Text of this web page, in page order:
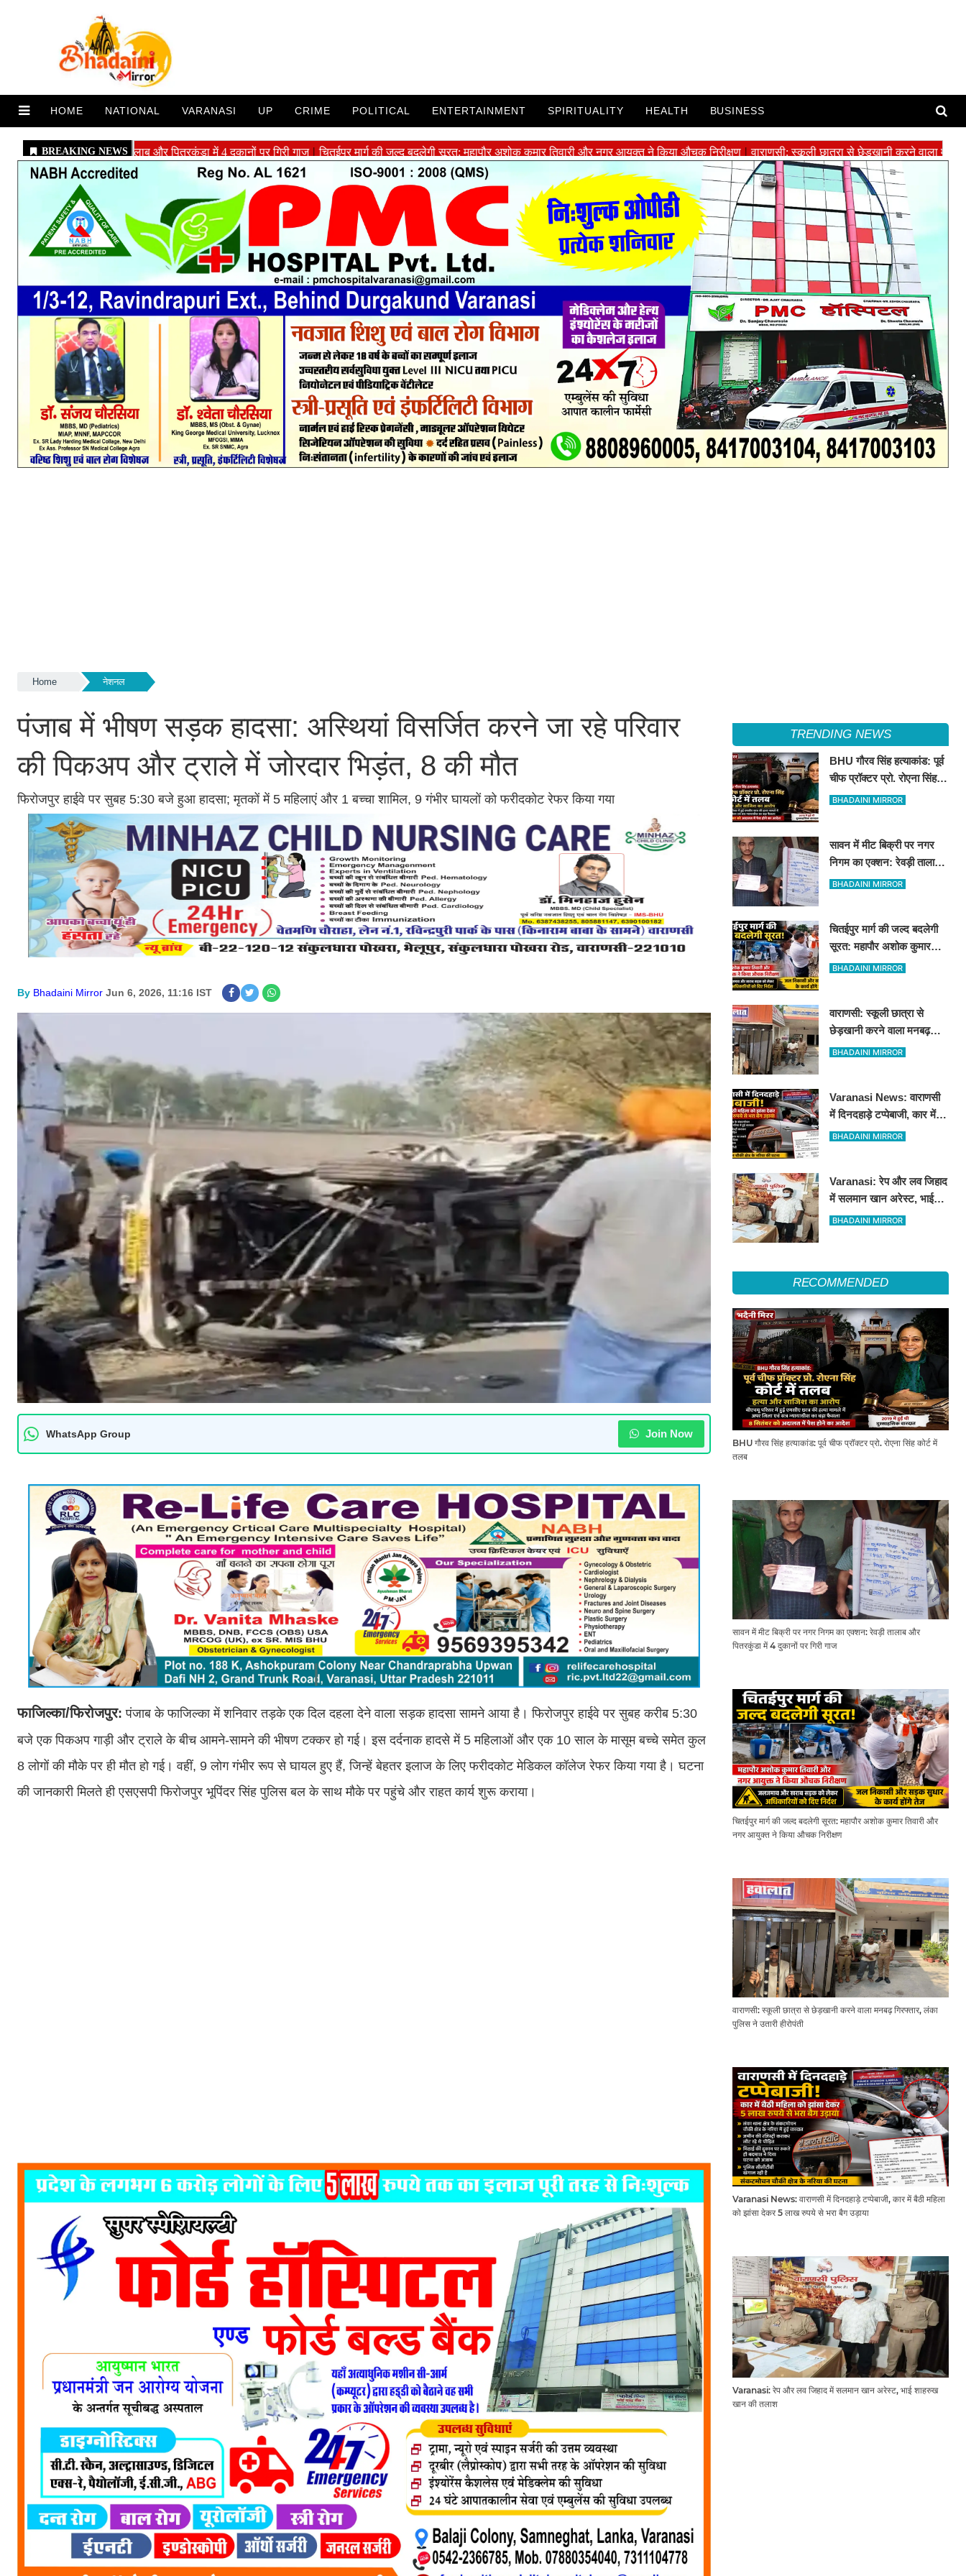
HOME NATIONAL VARANASI UP CRIME POLITICAL ENTERTAINMENT SPIRITUALITY HEALTH BUSINESS
Home नेशनल
पंजाब में भीषण सड़क हादसा: अस्थियां विसर्जित करने जा रहे परिवार
की पिकअप और ट्राले में जोरदार भिड़ंत, 8 की मौत
फिरोजपुर हाईवे पर सुबह 5:30 बजे हुआ हादसा; मृतकों में 5 महिलाएं और 1 बच्चा शामिल, 9 गंभीर घायलों को फरीदकोट रेफर किया गया
By Bhadaini Mirror Jun 6, 2026, 11:16 IST
WhatsApp Group Join Now
फाजिल्का/फिरोजपुर: पंजाब के फाजिल्का में शनिवार तड़के एक दिल दहला देने वाला सड़क हादसा सामने आया है। फिरोजपुर हाईवे पर सुबह करीब 5:30
बजे एक पिकअप गाड़ी और ट्राले के बीच आमने-सामने की भीषण टक्कर हो गई। इस दर्दनाक हादसे में 5 महिलाओं और एक 10 साल के मासूम बच्चे समेत कुल
8 लोगों की मौके पर ही मौत हो गई। वहीं, 9 लोग गंभीर रूप से घायल हुए हैं, जिन्हें बेहतर इलाज के लिए फरीदकोट मेडिकल कॉलेज रेफर किया गया है। घटना
की जानकारी मिलते ही एसएसपी फिरोजपुर भूपिंदर सिंह पुलिस बल के साथ मौके पर पहुंचे और राहत कार्य शुरू कराया।
TRENDING NEWS
BHU गौरव सिंह हत्याकांड: पूर्व
चीफ प्रॉक्टर प्रो. रोएना सिंह
कोर्ट में तलब
BHADAINI MIRROR
सावन में मीट बिक्री पर नगर
निगम का एक्शन: रेवड़ी तालाब
और पितरकुंडा में 4 दुकानों पर
BHADAINI MIRROR
चितईपुर मार्ग की जल्द बदलेगी
सूरत: महापौर अशोक कुमार
तिवारी और नगर आयुक्त ने किया
BHADAINI MIRROR
वाराणसी: स्कूली छात्रा से
छेड़खानी करने वाला मनबढ़
गिरफ्तार, लंका पुलिस ने उतारी
BHADAINI MIRROR
Varanasi News: वाराणसी
में दिनदहाड़े टप्पेबाजी, कार में
बैठी महिला को झांसा देकर 5
BHADAINI MIRROR
Varanasi: रेप और लव जिहाद
में सलमान खान अरेस्ट, भाई
शाहरुख खान की तलाश
BHADAINI MIRROR
RECOMMENDED
BHU गौरव सिंह हत्याकांड: पूर्व चीफ प्रॉक्टर प्रो. रोएना सिंह कोर्ट में
तलब
सावन में मीट बिक्री पर नगर निगम का एक्शन: रेवड़ी तालाब और
पितरकुंडा में 4 दुकानों पर गिरी गाज
चितईपुर मार्ग की जल्द बदलेगी सूरत: महापौर अशोक कुमार तिवारी और
नगर आयुक्त ने किया औचक निरीक्षण
वाराणसी: स्कूली छात्रा से छेड़खानी करने वाला मनबढ़ गिरफ्तार, लंका
पुलिस ने उतारी हीरोपंती
Varanasi News: वाराणसी में दिनदहाड़े टप्पेबाजी, कार में बैठी महिला
को झांसा देकर 5 लाख रुपये से भरा बैग उड़ाया
Varanasi: रेप और लव जिहाद में सलमान खान अरेस्ट, भाई शाहरुख
खान की तलाश